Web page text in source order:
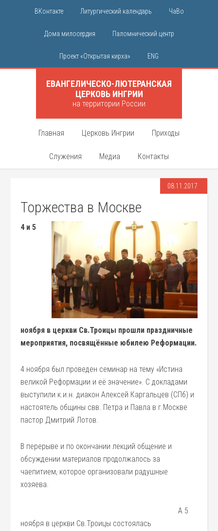
ВКонтакте Литургический календарь ЧаВо
Дома милосердия Паломнический центр
Проект «Открытая кирха» ENG
ЕВАНГЕЛИЧЕСКО-ЛЮТЕРАНСКАЯ
ЦЕРКОВЬ ИНГРИИ
на территории России
Главная Церковь Ингрии Приходы
Служения Медиа Контакты
08.11.2017
Торжества в Москве
4 и 5
ноября в церкви Св.Троицы прошли праздничные
мероприятия, посвящённые юбилею Реформации.
4 ноября был проведен семинар на тему «Истина
великой Реформации и её значение». С докладами
выступили к.и.н. диакон Алексей Каргальцев (СПб) и
настоятель общины свв. Петра и Павла в г.Москве
пастор Дмитрий Лотов.
В перерыве и по окончании лекций общение и
обсуждении материалов продолжалось за
чаепитием, которое организовали радушные
хозяева.
А 5
ноября в церкви Св.Троицы состоялась